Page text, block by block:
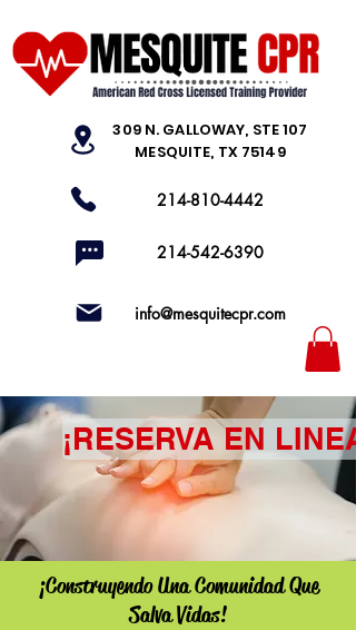
309 N. GALLOWAY, STE 107
MESQUITE, TX 75149
214-810-4442
214-542-6390
info@mesquitecpr.com
¡RESERVA EN
¡Construyendo Una Comunidad Que
Salva Vidas!